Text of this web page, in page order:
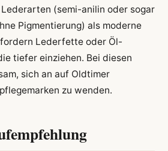
(semi-anilin oder sogar
Pigmentierung) als moderne
Lederfette oder Öl-
tiefer einziehen. Bei diesen
sich an auf Oldtimer
zu wenden.